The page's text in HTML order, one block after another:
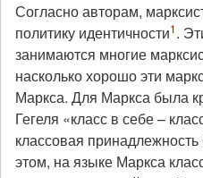
Согласно авторам,
политику идентичности1.
занимаются многие
насколько хорошо эти
Маркса. Для Маркса была
Гегеля «класс в себе –
классовая
этом, на языке Маркса